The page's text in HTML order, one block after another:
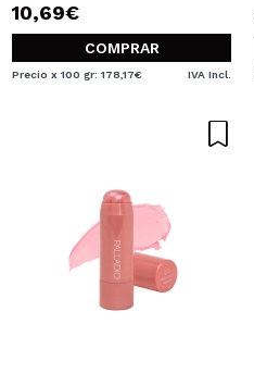
10,69€
COMPRAR
Precio x 100 gr: 178,17€ IVA Incl.